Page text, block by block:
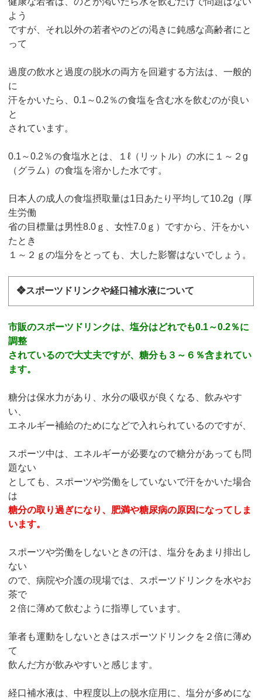
よう
ですが、それ以外の若者やのどの渇きに鈍感な高齢者にと
って
過度の飲水と過度の脱水の両方を回避する方法は、一般的
に
汗をかいたら、0.1～0.2％の食塩を含む水を飲むのが良い
と
されています。
0.1～0.2％の食塩水とは、１ℓ（リットル）の水に１～２g
（グラム）の食塩を溶かした水です。
日本人の成人の食塩摂取量は1日あたり平均して10.2g（厚
生労働
省の目標量は男性8.0ｇ、女性7.0ｇ）ですから、汗をかい
たとき
１～２ｇの塩分をとっても、大した影響はないでしょう。
❖スポーツドリンクや経口補水液について
市販のスポーツドリンクは、塩分はどれでも0.1～0.2％に
調整
されているので大丈夫ですが、糖分も３～６％含まれてい
ます。
糖分は保水力があり、水分の吸収が良くなる、飲みやす
い、
エネルギー補給のためになどで入れられているのですが、
スポーツ中は、エネルギーが必要なので糖分があっても問
題ない
としても、スポーツや労働をしていないで汗をかいた場合
は
糖分の取り過ぎになり、肥満や糖尿病の原因になってしま
います。
スポーツや労働をしないときの汗は、塩分をあまり排出し
ない
ので、病院や介護の現場では、スポーツドリンクを水やお
茶で
２倍に薄めて飲むように指導しています。
筆者も運動をしないときはスポーツドリンクを２倍に薄め
て
飲んだ方が飲みやすいと感じます。
経口補水液は、中程度以上の脱水症用に、塩分が多めにな